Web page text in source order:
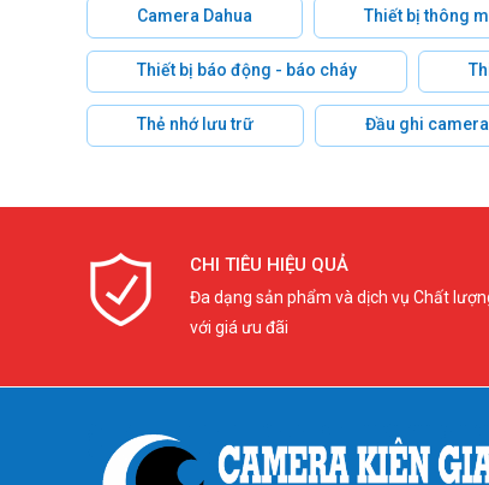
Camera Dahua Thiết bị thông
Thiết bị báo động - báo cháy
Thẻ nhớ lưu trữ Đầu ghi camera
CHI TIÊU HIỆU QUẢ
Đa dạng sản phẩm và dịch vụ Chất
với giá ưu đãi